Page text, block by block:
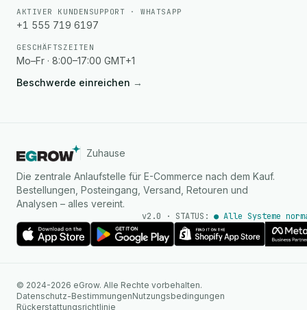
AKTIVER KUNDENSUPPORT · WHATSAPP
+1 555 719 6197
GESCHÄFTSZEITEN
Mo–Fr · 8:00–17:00 GMT+1
Beschwerde einreichen →
Zuhause
Die zentrale Anlaufstelle für E-Commerce nach dem Kauf.
Bestellungen, Posteingang, Versand, Retouren und
Analysen – alles vereint.
v2.0 · STATUS: ● Alle Systeme
© 2024-2026 eGrow. Alle Rechte vorbehalten.
Datenschutz-BestimmungenNutzungsbedingungen
Rückerstattungsrichtlinie
Sofortige Antworten auf
WhatsApp